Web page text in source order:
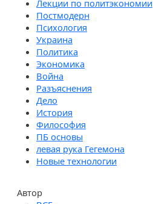
Лекции по политэкономии
Постмодерн
Психология
Украина
Политика
Экономика
Война
Разъяснения
Дело
История
Философия
ПБ основы
левая рука Гегемона
Новые технологии
Автор